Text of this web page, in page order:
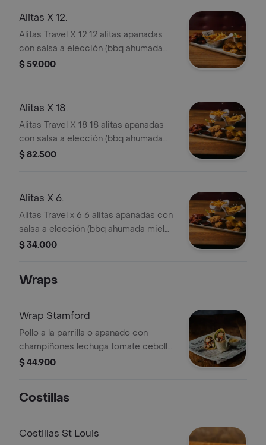
Alitas X 12.
Alitas Travel X 12 12 alitas apanadas
con salsa a elección (bbq ahumada
miel mostaza o chile dulce)
francesa.
$ 59.000
Alitas X 18.
Alitas Travel X 18 18 alitas apanadas
con salsa a elección (bbq ahumada
miel mostaza o chile dulce)
francesa.
$ 82.500
Alitas X 6.
Alitas Travel x 6 6 alitas apanadas con
salsa a elección (bbq ahumada miel
mostaza o chile dulce) acompañada
$ 34.000
Wraps
Wrap Stamford
Pollo a la parrilla o apanado con
champiñones lechuga tomate cebolla
caramelizada y salsa de maíz dulce.
$ 44.900
Costillas
Costillas St Louis